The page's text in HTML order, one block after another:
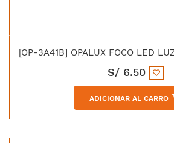
S/ 6.50
ADICIONAR AL CARRO